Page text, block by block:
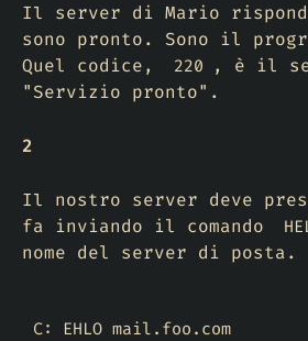
Il server di Mario
sono pronto. Sono il
Quel codice,
220 , è il
"Servizio pronto".
2
Il nostro server deve
fa inviando il comando
nome del server di posta.
C: EHLO mail.foo.com